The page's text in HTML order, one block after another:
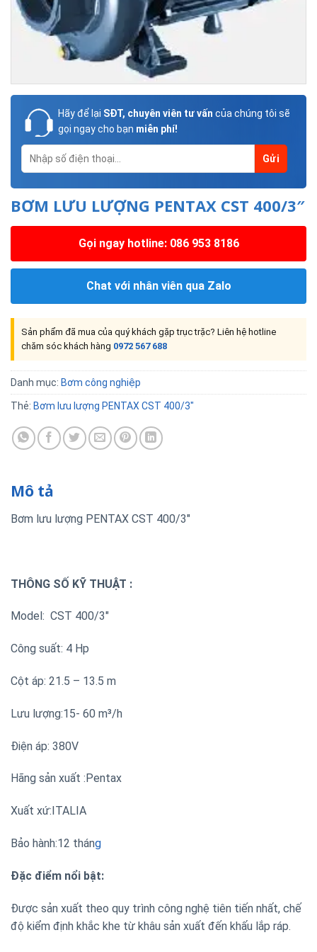
Hãy để lại SĐT, chuyên viên tư vấn của chúng tôi sẽ
gọi ngay cho bạn miễn phí!
BƠM LƯU LƯỢNG PENTAX CST 400/3″
Gọi ngay hotline: 086 953 8186
Chat với nhân viên qua Zalo
Sản phẩm đã mua của quý khách gặp trục trặc? Liên hệ hotline
chăm sóc khách hàng 0972 567 688
Danh mục: Bơm công nghiệp
Thẻ: Bơm lưu lượng PENTAX CST 400/3"
Mô tả
Bơm lưu lượng PENTAX CST 400/3″
THÔNG SỐ KỸ THUẬT :
Model: CST 400/3″
Công suất: 4 Hp
Cột áp: 21.5 – 13.5 m
Lưu lượng:15- 60 m³/h
Điện áp: 380V
Hãng sản xuất :Pentax
Xuất xứ:ITALIA
Bảo hành:12 tháng
Đặc điểm nổi bật:
Được sản xuất theo quy trình công nghệ tiên tiến nhất, chế
độ kiểm định khắc khe từ khâu sản xuất đến khấu lắp ráp.